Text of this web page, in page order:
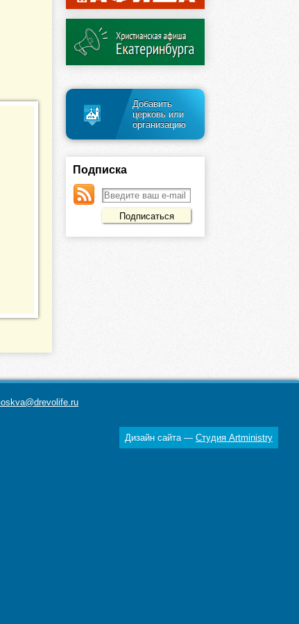
Добавить
церковь или
организацию
Подписка
Дизайн сайта — Студия Artministry